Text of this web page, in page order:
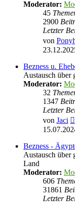
Moderator:
45
2900
Letzter
von
Bezness u.
Austausch über
Moderator:
32
1347
Letzter
von Jaci
Bezness -
Austausch über
Land
Moderator:
606
31861
Letzter